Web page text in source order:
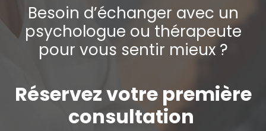
Besoin d’échanger avec un
psychologue ou thérapeute
pour vous sentir mieux ?
Réservez votre première
consultation